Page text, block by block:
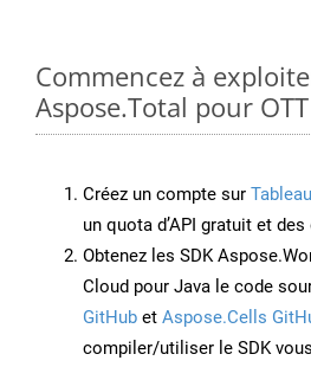
Commencez à
Aspose.Total pour
Créez un compte sur
un quota d’API gratuit et
Obtenez les SDK
Cloud pour Java le code
GitHub et Aspose.Cells
compiler/utiliser le SDK